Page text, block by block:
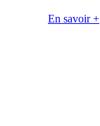
En savoir +